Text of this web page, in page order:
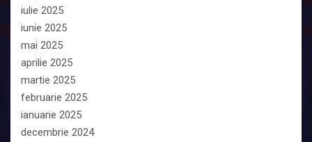
iulie 2025
iunie 2025
mai 2025
aprilie 2025
martie 2025
februarie 2025
ianuarie 2025
decembrie 2024